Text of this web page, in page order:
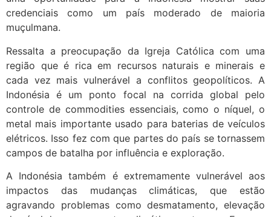
credenciais como um país moderado de maioria
muçulmana.
Ressalta a preocupação da Igreja Católica com uma
região que é rica em recursos naturais e minerais e
cada vez mais vulnerável a conflitos geopolíticos. A
Indonésia é um ponto focal na corrida global pelo
controle de commodities essenciais, como o níquel, o
metal mais importante usado para baterias de veículos
elétricos. Isso fez com que partes do país se tornassem
campos de batalha por influência e exploração.
A Indonésia também é extremamente vulnerável aos
impactos das mudanças climáticas, que estão
agravando problemas como desmatamento, elevação